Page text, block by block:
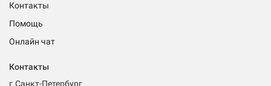
Контакты
Помощь
Онлайн чат
Контакты
г.Санкт-Петербург